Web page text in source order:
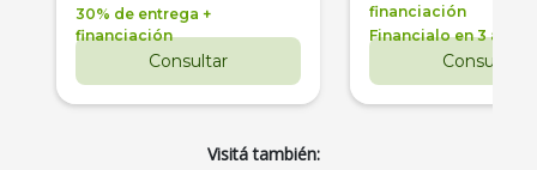
30% de entrega +
financiación
Consultar
financiación
Financialo en 3 años
Consultar
Visitá también: